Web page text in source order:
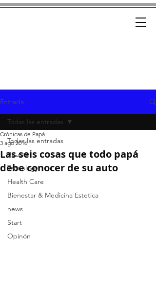
Entrada
Todas las entradas
Beauty
Tecnology
Health Care
Bienestar & Medicina Estetica
news
Start
Opinón
Todas las entradas
Las seis cosas que todo papá
debe conocer de su auto
Crónicas de Papá
3 ago 2016